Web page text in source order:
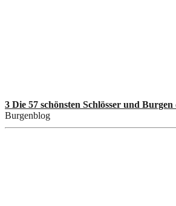
3 Die 57 schönsten Schlösser und
Burgenblog